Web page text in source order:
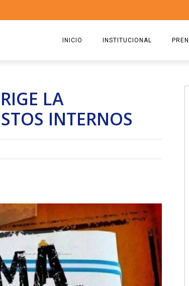
INICIO INSTITUCIONAL
COMISIÓN DIRECTIVA 2023-
RICARDO CIRIELLI
LA
INTERNOS